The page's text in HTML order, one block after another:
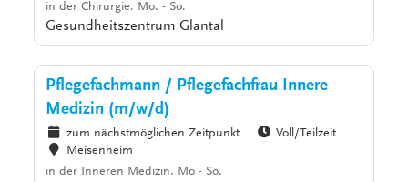
in der Chirurgie. Mo. - So.
Gesundheitszentrum Glantal
Pflegefachmann / Pflegefachfrau Innere
Medizin (m/w/d)
zum nächstmöglichen Zeitpunkt
Voll/Teilzeit
Meisenheim
in der Inneren Medizin. Mo - So.